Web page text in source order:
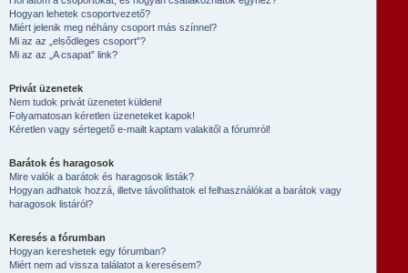
Hogyan lehetek csoportvezető?
Miért jelenik meg néhány csoport más színnel?
Mi az az „elsődleges csoport”?
Mi az az „A csapat” link?
Privát üzenetek
Nem tudok privát üzenetet küldeni!
Folyamatosan kéretlen üzeneteket kapok!
Kéretlen vagy sértegető e-mailt kaptam valakitől a fórumról!
Barátok és haragosok
Mire valók a barátok és haragosok listák?
Hogyan adhatok hozzá, illetve távolíthatok el felhasználókat a barátok vagy
haragosok listáról?
Keresés a fórumban
Hogyan kereshetek egy fórumban?
Miért nem ad vissza találatot a keresésem?